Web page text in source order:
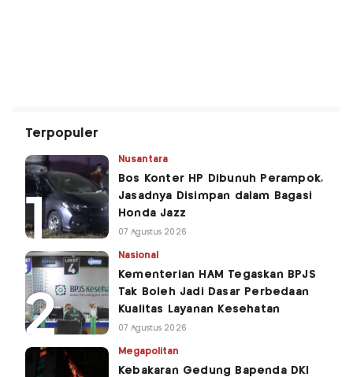
Terpopuler
Nusantara
Bos Konter HP Dibunuh Perampok,
Jasadnya Disimpan dalam Bagasi
Honda Jazz
07 Agustus 2026
Nasional
Kementerian HAM Tegaskan BPJS
Tak Boleh Jadi Dasar Perbedaan
Kualitas Layanan Kesehatan
07 Agustus 2026
Megapolitan
Kebakaran Gedung Bapenda DKI